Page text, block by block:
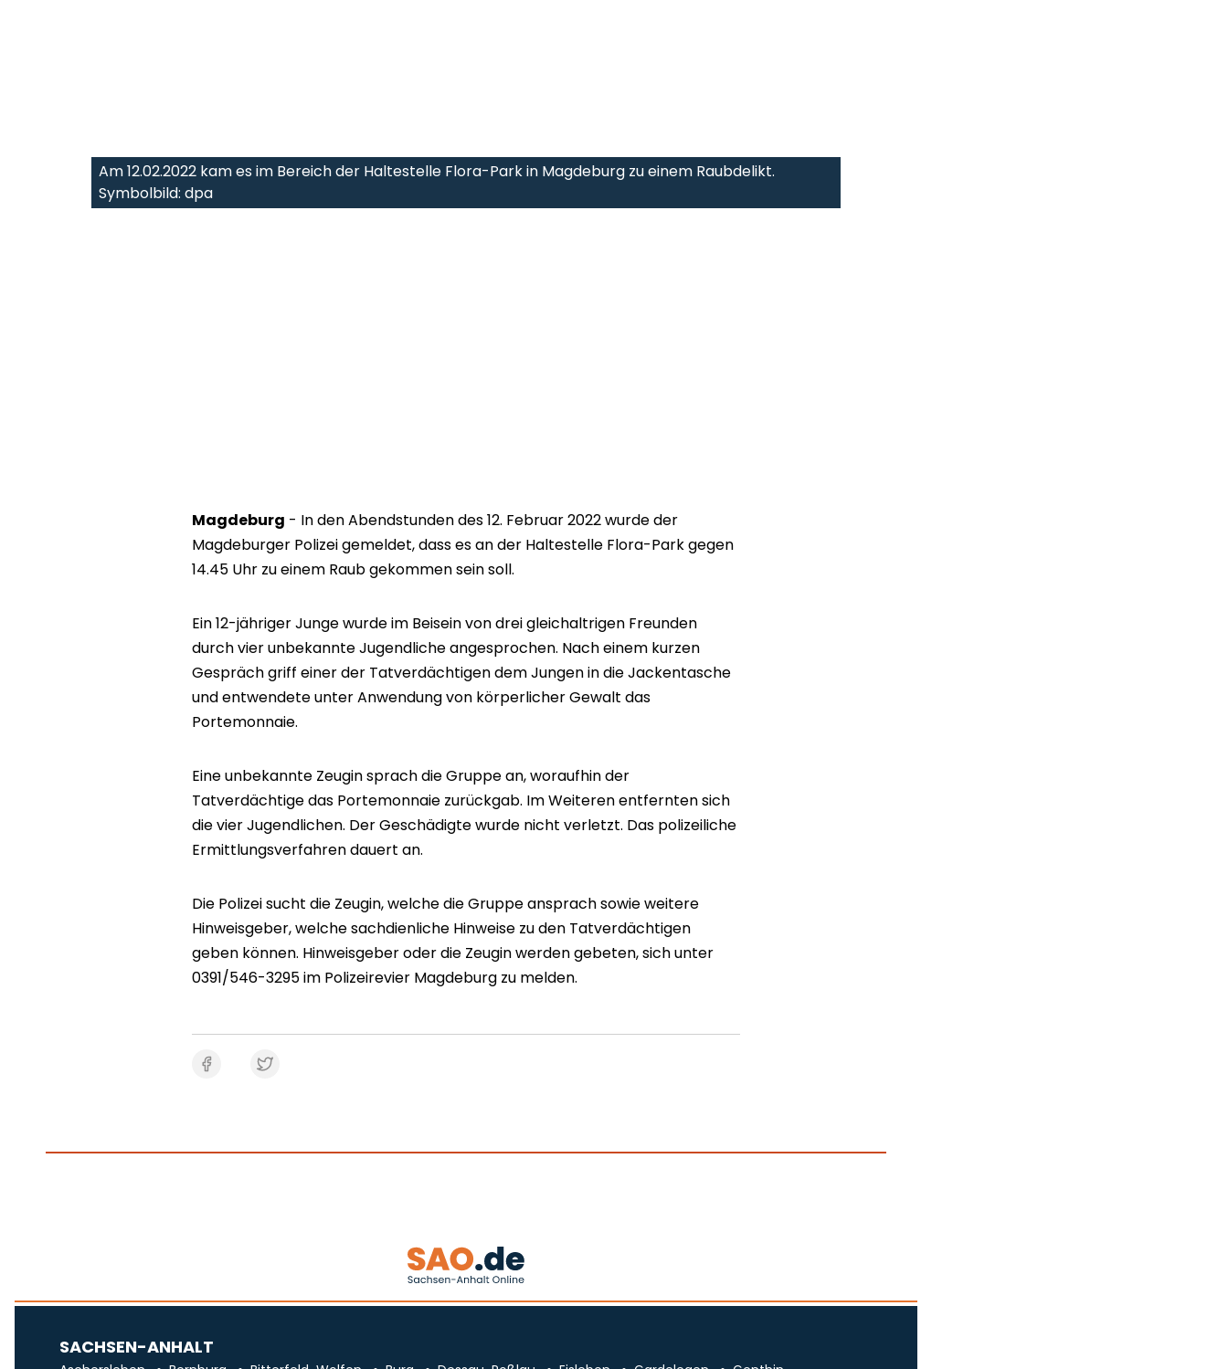
Am 12.02.2022 kam es im Bereich der Haltestelle Flora-Park in Magdeburg zu einem Raubdelikt.
Symbolbild: dpa
Magdeburg - In den Abendstunden des 12. Februar 2022 wurde der
Magdeburger Polizei gemeldet, dass es an der Haltestelle Flora-Park gegen
14.45 Uhr zu einem Raub gekommen sein soll.
Ein 12-jähriger Junge wurde im Beisein von drei gleichaltrigen Freunden
durch vier unbekannte Jugendliche angesprochen. Nach einem kurzen
Gespräch griff einer der Tatverdächtigen dem Jungen in die Jackentasche
und entwendete unter Anwendung von körperlicher Gewalt das
Portemonnaie.
Eine unbekannte Zeugin sprach die Gruppe an, woraufhin der
Tatverdächtige das Portemonnaie zurückgab. Im Weiteren entfernten sich
die vier Jugendlichen. Der Geschädigte wurde nicht verletzt. Das polizeiliche
Ermittlungsverfahren dauert an.
Die Polizei sucht die Zeugin, welche die Gruppe ansprach sowie weitere
Hinweisgeber, welche sachdienliche Hinweise zu den Tatverdächtigen
geben können. Hinweisgeber oder die Zeugin werden gebeten, sich unter
0391/546-3295 im Polizeirevier Magdeburg zu melden.
SACHSEN-ANHALT